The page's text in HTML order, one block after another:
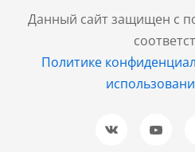
Данный сайт защищен с
Политике
Санкт-Петербург
+7 (812) 600-77-33
Барнаул
+7 (961) 999-93-93
Новосибирск